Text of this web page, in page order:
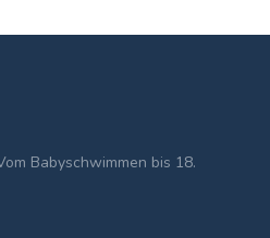
Babyschwimmen bis 18.